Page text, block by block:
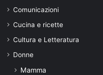
Comunicazioni
Cucina e ricette
Cultura e Letteratura
Donne
Mamma